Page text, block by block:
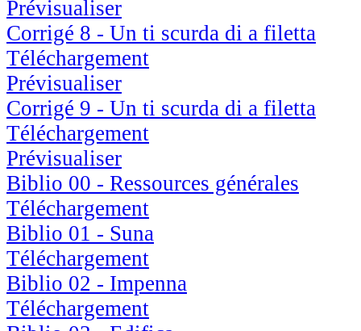
Prévisualiser
Corrigé 8 - Un ti scurda di a filetta
Téléchargement
Prévisualiser
Corrigé 9 - Un ti scurda di a filetta
Téléchargement
Prévisualiser
Biblio 00 - Ressources générales
Téléchargement
Biblio 01 - Suna
Téléchargement
Biblio 02 - Impenna
Téléchargement